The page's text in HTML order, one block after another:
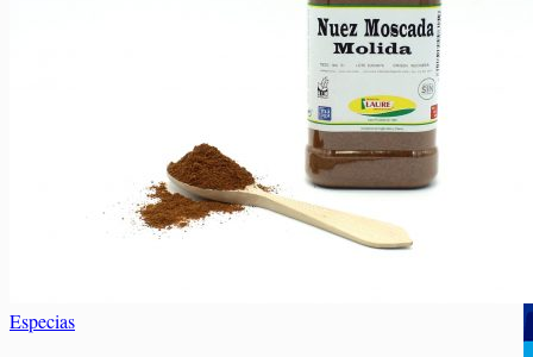
No hay productos en el carrito.
Volver a la tienda
No hay productos en el carrito.
Volver a la tienda
Especias